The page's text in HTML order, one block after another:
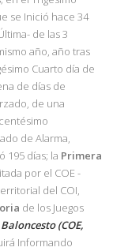
se Inició hace 34
de las 3
año, año tras
Cuarto día de
de días de
de una
de Alarma,
195 días; la Primera
por el COE -
del COI,
de los Juegos
(COE,
Informando